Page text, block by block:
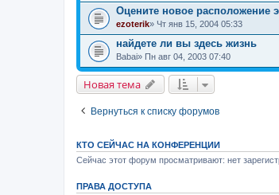
Оцените новое расположение
ezoterik» Чт янв 15, 2004 05:33
найдете ли вы здесь жизнь
Babai» Пн авг 04, 2003 07:40
Новая тема
Вернуться к списку форумов
КТО СЕЙЧАС НА КОНФЕРЕНЦИИ
Сейчас этот форум просматривают: нет
ПРАВА ДОСТУПА